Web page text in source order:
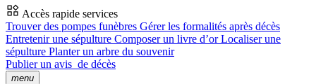
Accès rapide services
Trouver des pompes funèbres Gérer les formalités après décès
Entretenir une sépulture Composer un livre d’orLocaliser une
sépulture Planter un arbre du souvenir
Publier un avis de décès
menu